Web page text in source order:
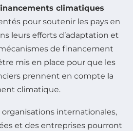
climatiques
pour soutenir les pays en
leurs efforts d’adaptation et
de financement
mis en place pour que les
prennent en compte la
climatique.
organisations internationales,
et des entreprises pourront